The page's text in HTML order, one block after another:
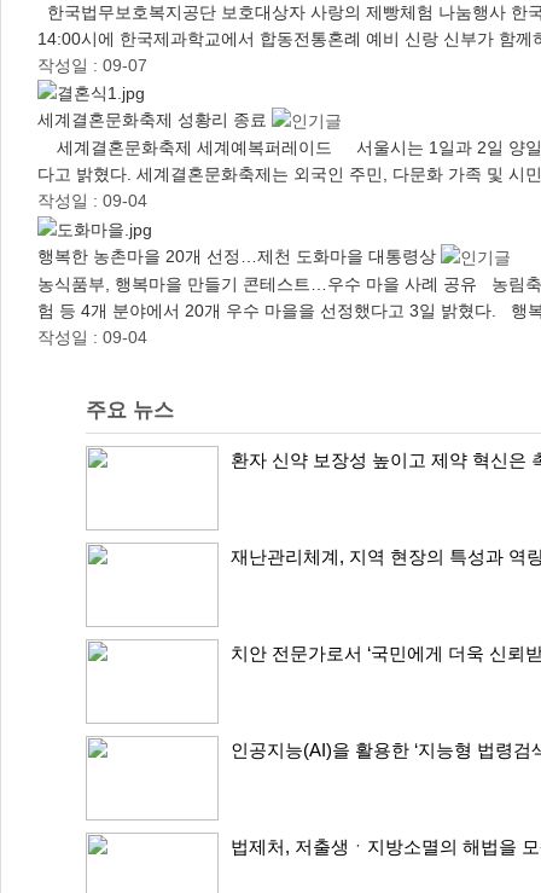
한국법무보호복지공단 보호대상자 사랑의 제빵체험 나눔행사
14:00시에 한국제과학교에서 합동전통혼례 예비 신랑 신부가 함
작성일 : 09-07
세계결혼문화축제 성황리 종료
세계결혼문화축제 세계예복퍼레이드 서울시는 1일과 2일 양일
다고 밝혔다. 세계결혼문화축제는 외국인 주민, 다문화 가족 및 시
작성일 : 09-04
행복한 농촌마을 20개 선정…제천 도화마을 대통령상
농식품부, 행복마을 만들기 콘테스트…우수 마을 사례 공유 농림
험 등 4개 분야에서 20개 우수 마을을 선정했다고 3일 밝혔다. 행
작성일 : 09-04
주요 뉴스
환자 신약 보장성 높이고 제약 혁신은
재난관리체계, 지역 현장의 특성과 역
치안 전문가로서 ‘국민에게 더욱 신뢰
인공지능(AI)을 활용한 ‘지능형 법령검
법제처, 저출생ㆍ지방소멸의 해법을